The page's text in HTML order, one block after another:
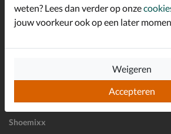
Shoemixx
Inschrijven
weten? Lees dan verder op onze
jouw voorkeur ook op een later
Accepteren
Weigeren